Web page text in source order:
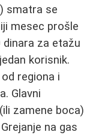
smatra se
mesec prošle
dinara za etažu
korisnik.
regiona i
Glavni
zamene boca)
na gas